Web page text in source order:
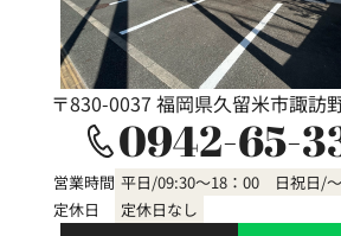
〒830-0037 福岡県久留米市諏訪
0942-65-
営業時間 平日/09:30～18：00 日祝日/
定休日
定休日なし